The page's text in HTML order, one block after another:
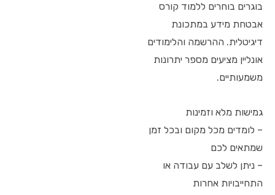
בוגרים בוחרים ללמוד קורס
אבטחת מידע במתכונת
דיגיטלית. ההרשמה והלימודים
אונליין מציעים מספר יתרונות
משמעותיים.
גמישות מלא וזמינות
– לומדים מכל מקום ובכל זמן
שמתאים לכם
– ניתן לשלב עם עבודה או
התחייבויות אחרות